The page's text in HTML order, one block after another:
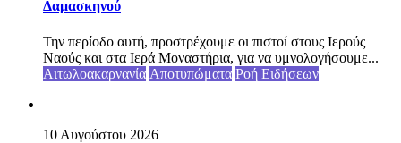
Δαμασκηνού
Την περίοδο αυτή, προστρέχουμε οι πιστοί στους Ιερούς
Ναούς και στα Ιερά Μοναστήρια, για να υμνολογήσουμε...
Αιτωλοακαρνανία Αποτυπώματα Ροή Ειδήσεων
10 Αυγούστου 2026